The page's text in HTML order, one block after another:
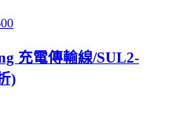
充電傳輸線/SUL2-
)